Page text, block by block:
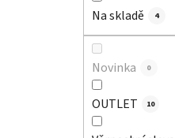
Na skladě 4
Novinka 0
OUTLET 10